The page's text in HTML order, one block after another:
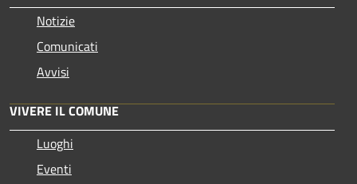
Notizie
Comunicati
Avvisi
VIVERE IL COMUNE
Luoghi
Eventi